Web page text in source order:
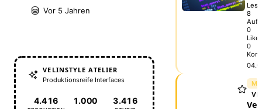
Vor 5 Jahren
VELINSTYLE ATELIER
Produktionsreife Interfaces
4.416 1.000 3.416
8
0
0